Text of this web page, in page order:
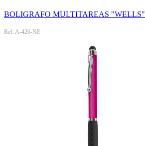
BOLIGRAFO MULTITAREAS "WELLS"
Ref: A-426-NE